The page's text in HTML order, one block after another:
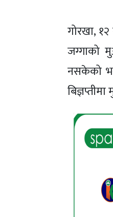
गोरखा,
जग्गाको
नसकेको